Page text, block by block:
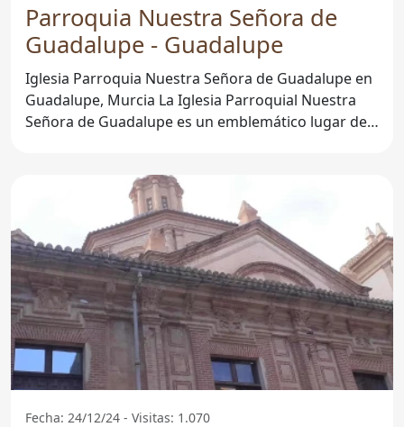
Parroquia Nuestra Señora de
Guadalupe - Guadalupe
Iglesia Parroquia Nuestra Señora de Guadalupe en
Guadalupe, Murcia La Iglesia Parroquial Nuestra
Señora de Guadalupe es un emblemático lugar de
Fecha: 24/12/24 - Visitas: 1.070